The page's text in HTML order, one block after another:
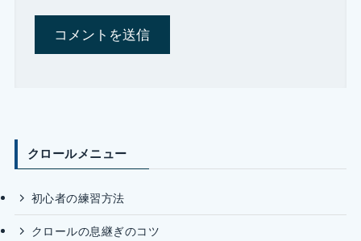
クロールメニュー
初心者の練習方法
クロールの息継ぎのコツ